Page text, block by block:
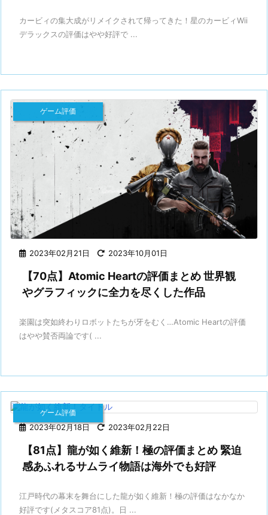
カービィの集大成がリメイクされて帰ってきた！星のカービィWii
デラックスの評価はやや好評で ...
2023年02月21日 2023年10月01日
ゲーム評価
【70点】Atomic Heartの評価まとめ 世界観
やグラフィックに全力を尽くした作品
楽園は突如終わりロボットたちが牙をむく…Atomic Heartの評価
はやや賛否両論です( ...
2023年02月18日 2023年02月22日
ゲーム評価
【81点】龍が如く維新！極の評価まとめ 緊迫
感あふれるサムライ物語は海外でも好評
江戸時代の幕末を舞台にした龍が如く維新！極の評価はなかなか
好評です(メタスコア81点)。日 ...